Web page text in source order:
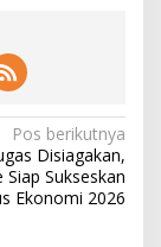
Pos berikutnya
Disiagakan,
Siap Sukseskan
Ekonomi 2026